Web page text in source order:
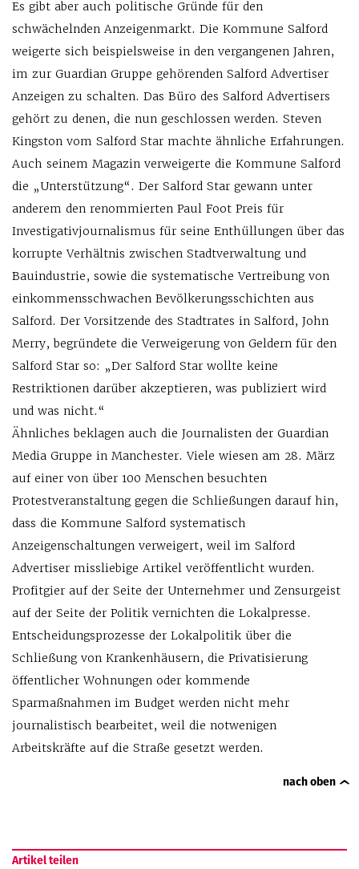
Es gibt aber auch politische Gründe für den
schwächelnden Anzeigenmarkt. Die Kommune Salford
weigerte sich beispielsweise in den vergangenen Jahren,
im zur Guardian Gruppe gehörenden Salford Advertiser
Anzeigen zu schalten. Das Büro des Salford Advertisers
gehört zu denen, die nun geschlossen werden. Steven
Kingston vom Salford Star machte ähnliche Erfahrungen.
Auch seinem Magazin verweigerte die Kommune Salford
die „Unterstützung“. Der Salford Star gewann unter
anderem den renommierten Paul Foot Preis für
Investigativjournalismus für seine Enthüllungen über das
korrupte Verhältnis zwischen Stadtverwaltung und
Bauindustrie, sowie die systematische Vertreibung von
einkommensschwachen Bevölkerungsschichten aus
Salford. Der Vorsitzende des Stadtrates in Salford, John
Merry, begründete die Verweigerung von Geldern für den
Salford Star so: „Der Salford Star wollte keine
Restriktionen darüber akzeptieren, was publiziert wird
und was nicht.“
Ähnliches beklagen auch die Journalisten der Guardian
Media Gruppe in Manchester. Viele wiesen am 28. März
auf einer von über 100 Menschen besuchten
Protestveranstaltung gegen die Schließungen darauf hin,
dass die Kommune Salford systematisch
Anzeigenschaltungen verweigert, weil im Salford
Advertiser missliebige Artikel veröffentlicht wurden.
Profitgier auf der Seite der Unternehmer und Zensurgeist
auf der Seite der Politik vernichten die Lokalpresse.
Entscheidungsprozesse der Lokalpolitik über die
Schließung von Krankenhäusern, die Privatisierung
öffentlicher Wohnungen oder kommende
Sparmaßnahmen im Budget werden nicht mehr
journalistisch bearbeitet, weil die notwenigen
Arbeitskräfte auf die Straße gesetzt werden.
nach oben
Artikel teilen